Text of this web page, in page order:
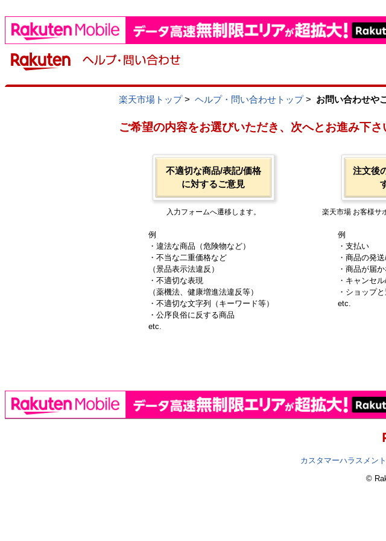
楽天市場トップ> ヘルプ・問い合わせトップ> お問い合わせや
ご希望の内容をお選びいただき、次へとお進み下さ
不適切な商品/表記/価格
に対するご意見
入力フォームへ遷移します。
例
・違法な商品（危険物など）
・不当な二重価格など
（景品表示法違反）
・不適切な表現
（薬機法、健康増進法違反等）
・不適切な文字列（キーワード等）
・公序良俗に反する商品
etc.
注文後
楽天市場 お客様サ
例
・支払い
・商品の発
・商品が届
・キャンセ
・ショップ
etc.
カスタマーハラスメン
©